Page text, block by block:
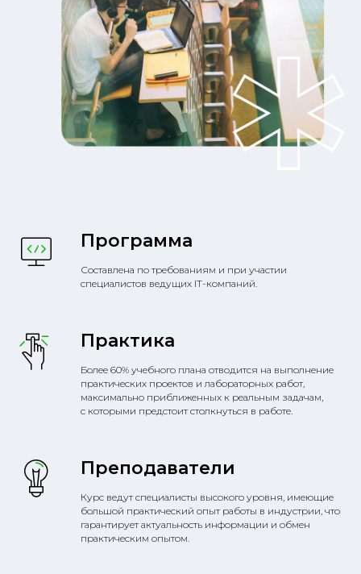
Программа
Составлена по требованиям и при участии
специалистов ведущих IT-компаний.
Практика
Более 60% учебного плана отводится на выполнение
практических проектов и лабораторных работ,
максимально приближенных к реальным задачам,
с которыми предстоит столкнуться в работе.
Преподаватели
Курс ведут специалисты высокого уровня, имеющие
большой практический опыт работы в индустрии, что
гарантирует актуальность информации и обмен
практическим опытом.